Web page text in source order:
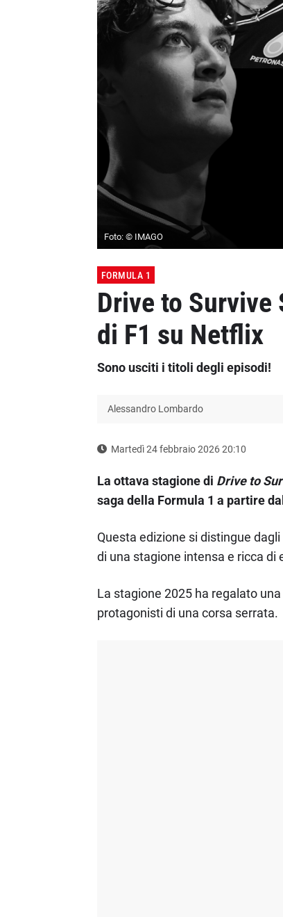
Foto: © IMAGO
FORMULA 1
Drive to
di F1 su Netflix
Sono usciti i titoli degli episodi!
Alessandro Lombardo
Martedì 24 febbraio 2026 20:10
La ottava stagione di Drive to
saga della Formula 1 a partire
Questa edizione si distingue
di una stagione intensa e ricca di
La stagione 2025 ha regalato
protagonisti di una corsa serrata.